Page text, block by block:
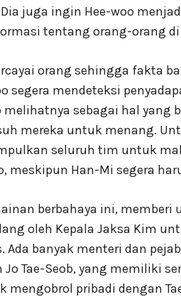
juga ingin Hee-woo
tentang orang-orang
orang sehingga fakta
segera mendeteksi
sebagai hal yang
mereka untuk menang.
seluruh tim untuk
meskipun Han-Mi segera
berbahaya ini, memberi
oleh Kepala Jaksa Kim
Ada banyak menteri dan
Tae-Seob, yang memiliki
pribadi dengan